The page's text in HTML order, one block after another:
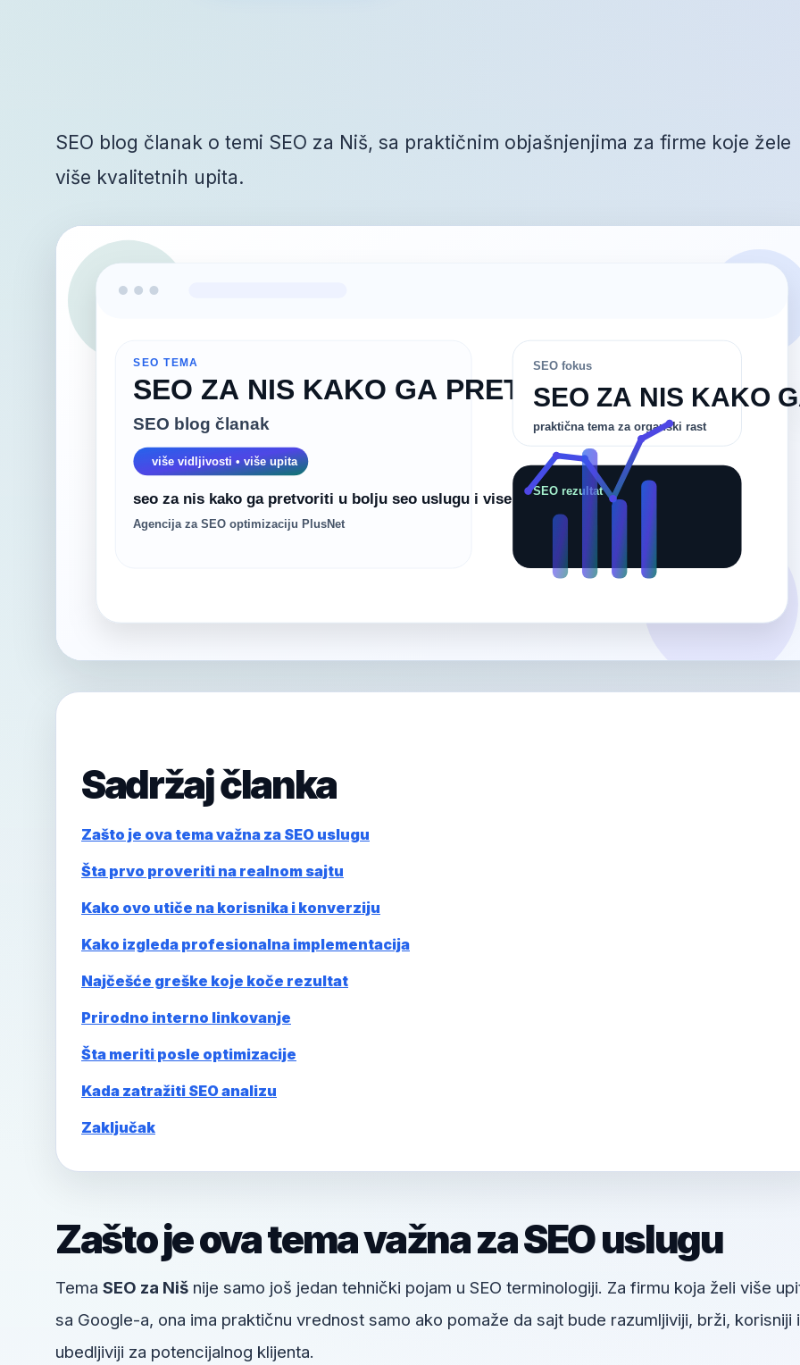
SEO blog članak o temi SEO za Niš, sa praktičnim objašnjenjima za firme koje žele
više kvalitetnih upita.
Sadržaj članka
Zašto je ova tema važna za SEO uslugu
Šta prvo proveriti na realnom sajtu
Kako ovo utiče na korisnika i konverziju
Kako izgleda profesionalna implementacija
Najčešće greške koje koče rezultat
Prirodno interno linkovanje
Šta meriti posle optimizacije
Kada zatražiti SEO analizu
Zaključak
Zašto je ova tema važna za SEO uslugu
Tema SEO za Niš nije samo još jedan tehnički pojam u SEO terminologiji. Za firmu koja želi više
sa Google-a, ona ima praktičnu vrednost samo ako pomaže da sajt bude razumljiviji, brži, korisniji
ubedljiviji za potencijalnog klijenta.